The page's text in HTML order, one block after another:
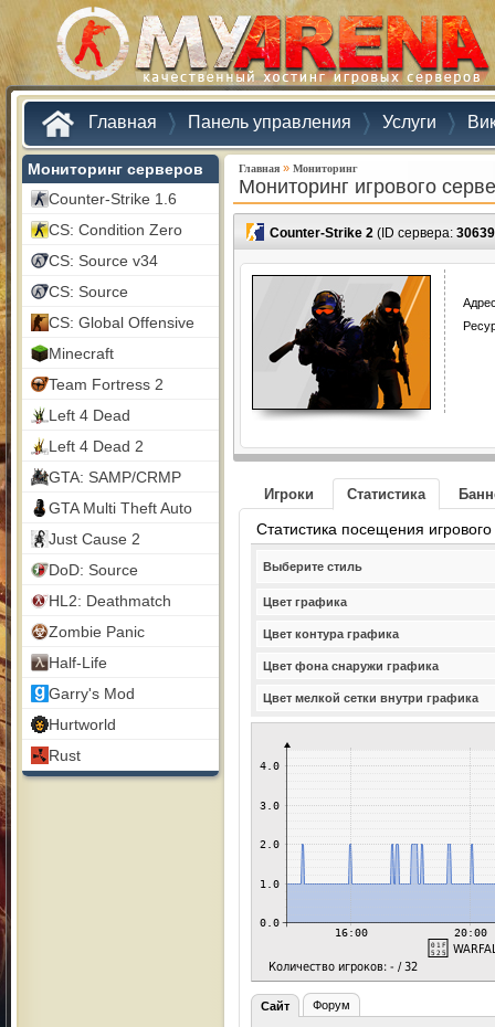
Главная Панель управления Услуги
Мониторинг серверов
Counter-Strike 1.6
CS: Condition Zero
CS: Source v34
CS: Source
CS: Global Offensive
Minecraft
Team Fortress 2
Left 4 Dead
Left 4 Dead 2
GTA: SAMP/CRMP
GTA Multi Theft Auto
Just Cause 2
DoD: Source
HL2: Deathmatch
Zombie Panic
Half-Life
Garry's Mod
Hurtworld
Rust
Главная » Мониторинг
Мониторинг игрового
Counter-Strike 2 (ID сервера: 30639
Игроки Статистика
Статистика посещения
Выберите стиль
Цвет графика
Цвет контура графика
Цвет фона снаружи графика
Цвет мелкой сетки внутри графика
Сайт Форум